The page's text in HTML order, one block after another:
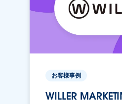
お客様事例
WILLER